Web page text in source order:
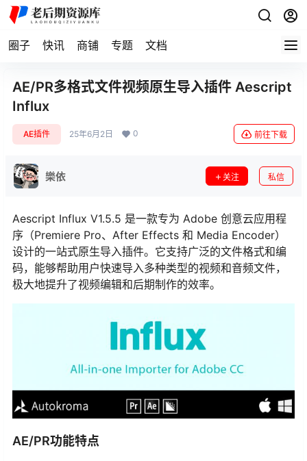
圈子 快讯 商铺 专题 文档
AE/PR多格式文件视频原生导入插件 Aescript
Influx
AE插件 25年6月2日 0 前往下载
樂依 关注 私信
Aescript Influx V1.5.5 是一款专为 Adobe 创意云应用程
序（Premiere Pro、After Effects 和 Media Encoder）
设计的一站式原生导入插件。它支持广泛的文件格式和编
码，能够帮助用户快速导入多种类型的视频和音频文件，
极大地提升了视频编辑和后期制作的效率。
AE/PR功能特点